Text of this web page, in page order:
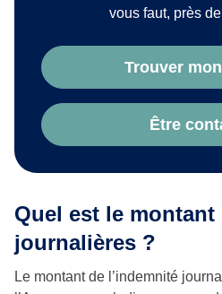
vous faut, près
Trouver
Être
Quel est le
journalières ?
Le montant de l’indemnité